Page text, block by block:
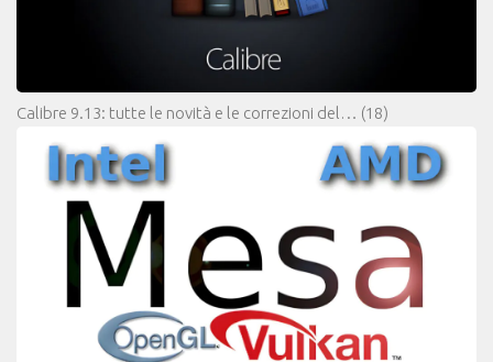
Calibre 9.13: tutte le novità e le correzioni del… (18)